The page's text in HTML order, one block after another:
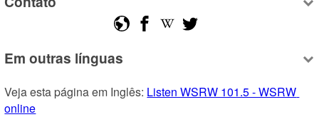
Em outras línguas
Veja esta página em Inglês: Listen WSRW 101.5 - WSRW
online